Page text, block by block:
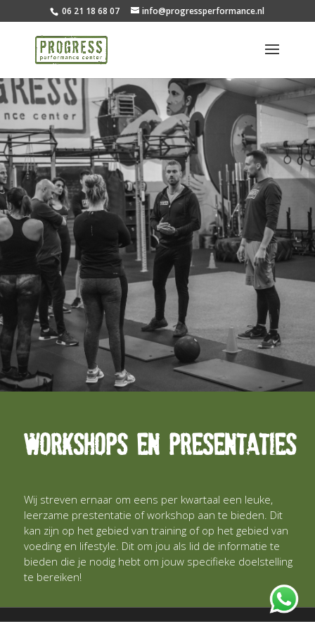
06 21 18 68 07 info@progressperformance.nl
Workshops en presentaties
Wij streven ernaar om eens per kwartaal een leuke,
leerzame prestentatie of workshop aan te bieden. Dit
kan zijn op het gebied van training of op het gebied van
voeding en lifestyle. Dit om jou als lid de informatie te
bieden die je nodig hebt om jouw specifieke doelstelling
te bereiken!